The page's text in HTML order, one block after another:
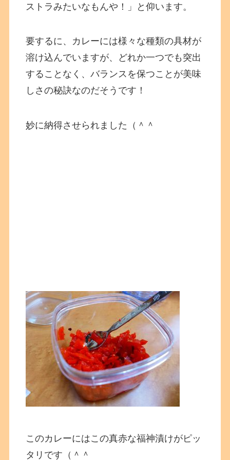
ストラみたいなもんや！」と仰います。
要するに、カレーには様々な種類の具材が
溶け込んでいますが、どれか一つでも突出
することなく、バランスを保つことが美味
しさの秘訣なのだそうです！
妙に納得させられました（＾＾
このカレーにはこの真赤な福神漬けがピッ
タリです（＾＾